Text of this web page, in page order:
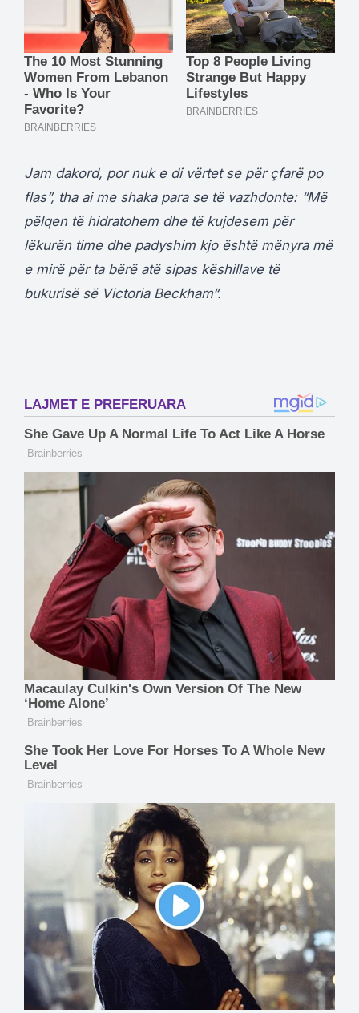
Jam dakord, por nuk e di vërtet se për çfarë po
flas”, tha ai me shaka para se të vazhdonte: “Më
pëlqen të hidratohem dhe të kujdesem për
lëkurën time dhe padyshim kjo është mënyra më
e mirë për ta bërë atë sipas këshillave të
bukurisë së Victoria Beckham“.